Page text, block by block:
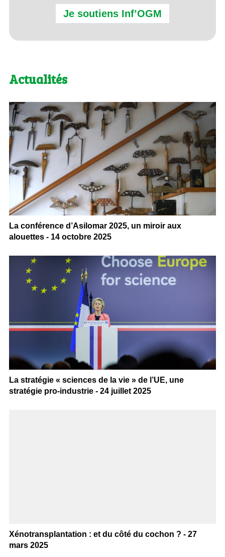
Je soutiens Inf’OGM
Actualités
La conférence d’Asilomar 2025, un miroir aux
alouettes - 14 octobre 2025
La stratégie « sciences de la vie » de l’UE, une
stratégie pro-industrie - 24 juillet 2025
Xénotransplantation : et du côté du cochon ? - 27
mars 2025